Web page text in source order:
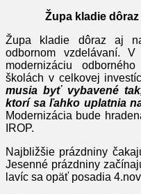
Župa kladie
Župa kladie dôraz aj
odbornom vzdelávaní.
modernizáciu
školách v celkovej
musia byť vybavené
ktorí sa ľahko uplatnia
Modernizácia bude
IROP.
Najbližšie prázdniny
Jesenné prázdniny
lavíc sa opäť posadia